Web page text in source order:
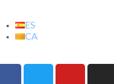
ES
CA